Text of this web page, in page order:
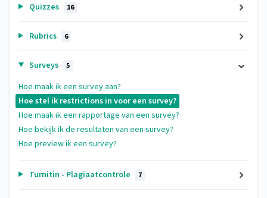
Quizzes 16
Rubrics 6
Surveys 5
Hoe maak ik een survey aan?
Hoe stel ik restrictions in voor een survey?
Hoe maak ik een rapportage van een survey?
Hoe bekijk ik de resultaten van een survey?
Hoe preview ik een survey?
Turnitin - Plagiaatcontrole 7